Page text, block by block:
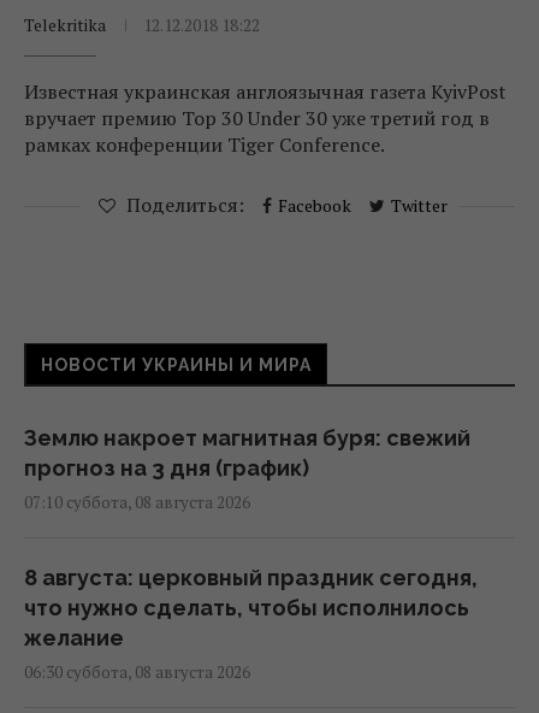
Telekritika
12.12.2018 18:22
Известная украинская англоязычная газета KyivPost
вручает премию Top 30 Under 30 уже третий год в
рамках конференции Tiger Conference.
Поделиться: Facebook Twitter
НОВОСТИ УКРАИНЫ И МИРА
Землю накроет магнитная буря: свежий
прогноз на 3 дня (график)
07:10 суббота, 08 августа 2026
8 августа: церковный праздник сегодня,
что нужно сделать, чтобы исполнилось
желание
06:30 суббота, 08 августа 2026